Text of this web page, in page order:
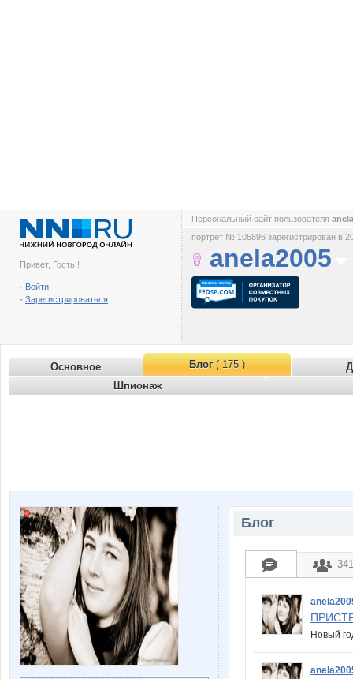
Привет, Гость !
- Войти
- Зарегистрироваться
Персональный сайт пользователя
портрет № 105896 зарегистрирован в
anela2005
Основное Блог( 175 )
Шпионаж
Блог
Новый